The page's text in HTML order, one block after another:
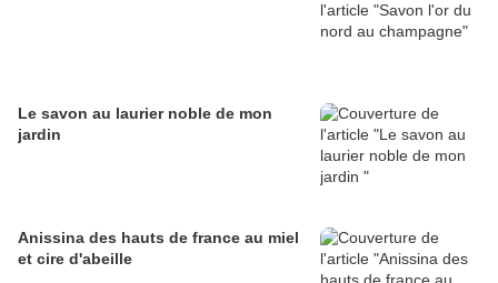
Le savon au laurier noble de mon
jardin
Anissina des hauts de france au miel
et cire d'abeille